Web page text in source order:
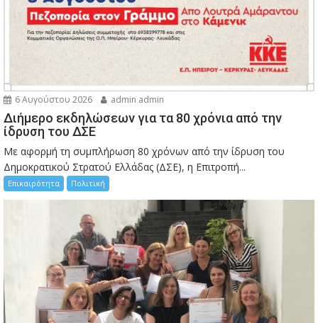
6 Αυγούστου 2026 admin admin
Διήμερο εκδηλώσεων για τα 80 χρόνια από την
ίδρυση του ΔΣΕ
Με αφορμή τη συμπλήρωση 80 χρόνων από την ίδρυση του
Δημοκρατικού Στρατού Ελλάδας (ΔΣΕ), η Επιτροπή...
Επικαιρότητα Πολιτική